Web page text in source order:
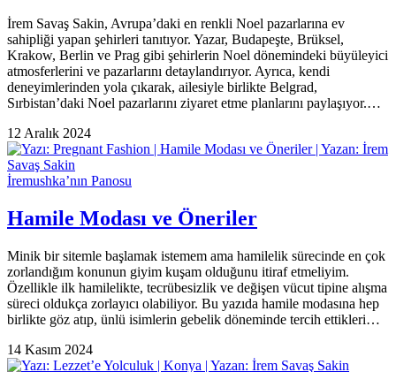
İrem Savaş Sakin, Avrupa’daki en renkli Noel pazarlarına ev
sahipliği yapan şehirleri tanıtıyor. Yazar, Budapeşte, Brüksel,
Krakow, Berlin ve Prag gibi şehirlerin Noel dönemindeki büyüleyici
atmosferlerini ve pazarlarını detaylandırıyor. Ayrıca, kendi
deneyimlerinden yola çıkarak, ailesiyle birlikte Belgrad,
Sırbistan’daki Noel pazarlarını ziyaret etme planlarını paylaşıyor.…
12 Aralık 2024
İremushka’nın Panosu
Hamile Modası ve Öneriler
Minik bir sitemle başlamak istemem ama hamilelik sürecinde en çok
zorlandığım konunun giyim kuşam olduğunu itiraf etmeliyim.
Özellikle ilk hamilelikte, tecrübesizlik ve değişen vücut tipine alışma
süreci oldukça zorlayıcı olabiliyor. Bu yazıda hamile modasına hep
birlikte göz atıp, ünlü isimlerin gebelik döneminde tercih ettikleri…
14 Kasım 2024